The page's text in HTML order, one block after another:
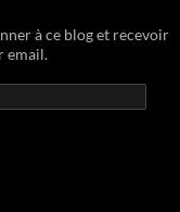
à ce blog et recevoir
email.